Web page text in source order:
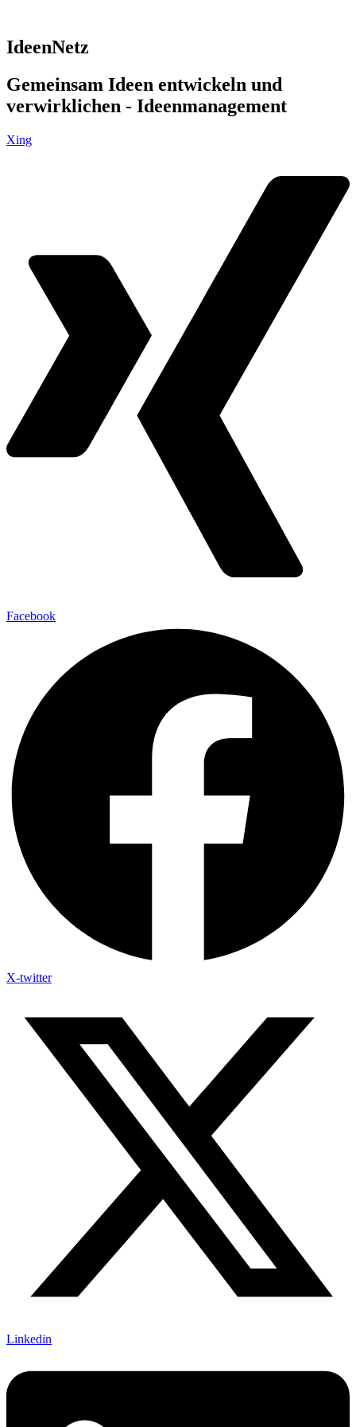
IdeenNetz
Gemeinsam Ideen entwickeln und
verwirklichen - Ideenmanagement
Xing
Facebook
X-twitter
Linkedin